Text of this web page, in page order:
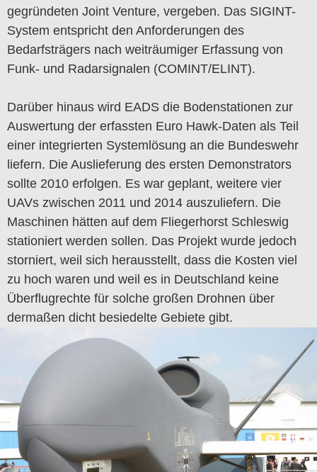
gegründeten Joint Venture, vergeben. Das SIGINT-
System entspricht den Anforderungen des
Bedarfsträgers nach weiträumiger Erfassung von
Funk- und Radarsignalen (COMINT/ELINT).
Darüber hinaus wird EADS die Bodenstationen zur
Auswertung der erfassten Euro Hawk-Daten als Teil
einer integrierten Systemlösung an die Bundeswehr
liefern. Die Auslieferung des ersten Demonstrators
sollte 2010 erfolgen. Es war geplant, weitere vier
UAVs zwischen 2011 und 2014 auszuliefern. Die
Maschinen hätten auf dem Fliegerhorst Schleswig
stationiert werden sollen. Das Projekt wurde jedoch
storniert, weil sich herausstellt, dass die Kosten viel
zu hoch waren und weil es in Deutschland keine
Überflugrechte für solche großen Drohnen über
dermaßen dicht besiedelte Gebiete gibt.